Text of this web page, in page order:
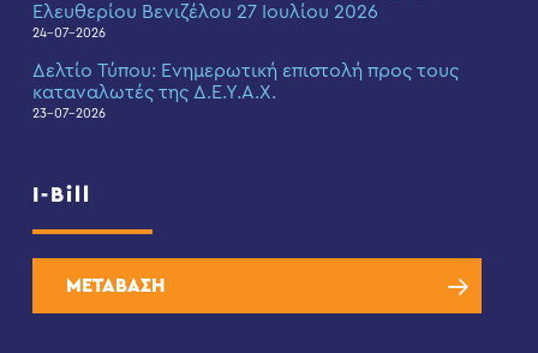
Ελευθερίου Βενιζέλου 27 Ιουλίου 2026
24-07-2026
Δελτίο Τύπου: Eνημερωτική επιστολή προς τους
καταναλωτές της Δ.Ε.Υ.Α.Χ.
23-07-2026
I-Bill
ΜΕΤΑΒΑΣΗ